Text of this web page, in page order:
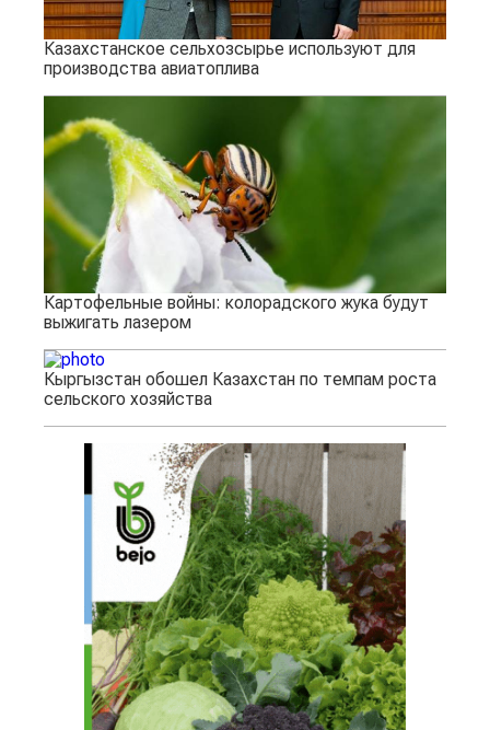
Казахстанское сельхозсырье используют для
производства авиатоплива
Картофельные войны: колорадского жука будут
выжигать лазером
Кыргызстан обошел Казахстан по темпам роста
сельского хозяйства